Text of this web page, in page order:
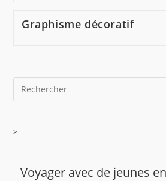
Graphisme décoratif
>
Voyager avec de jeunes